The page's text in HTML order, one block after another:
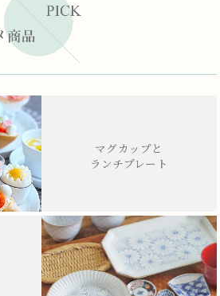
マグカップと
ランチプレート